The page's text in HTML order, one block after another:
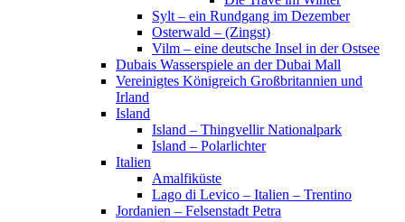
Sylt – ein Rundgang im Dezember
Osterwald – (Zingst)
Vilm – eine deutsche Insel in der Ostsee
Dubais Wasserspiele an der Dubai Mall
Vereinigtes Königreich Großbritannien und
Irland
Island
Island – Thingvellir Nationalpark
Island – Polarlichter
Italien
Amalfiküste
Lago di Levico – Italien – Trentino
Jordanien – Felsenstadt Petra